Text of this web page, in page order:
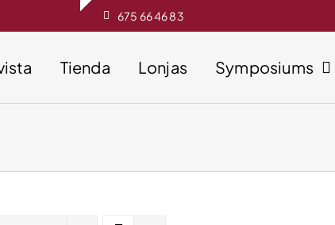
675 66 46 83
Tienda Lonjas Symposiums